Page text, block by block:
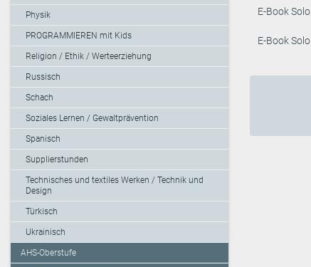
Physik
PROGRAMMIEREN mit Kids
Religion / Ethik / Werteerziehung
Russisch
Schach
Soziales Lernen / Gewaltprävention
Spanisch
Supplierstunden
Technisches und textiles Werken / Technik und
Design
Türkisch
Ukrainisch
AHS-Oberstufe
E-Book Solo
E-Book Solo